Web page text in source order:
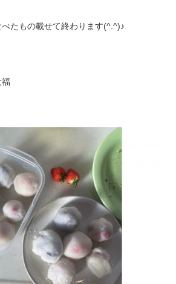
たもの載せて終わります(^.^)♪
福